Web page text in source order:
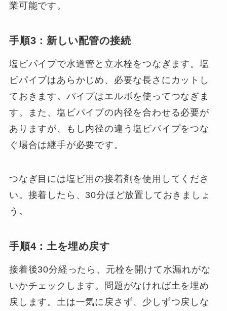
業可能です。
手順3：新しい配管の接続
塩ビパイプで水道管と立水栓をつなぎます。塩
ビパイプはあらかじめ、必要な長さにカットし
ておきます。パイプはエルボを使ってつなぎま
す。また、塩ビパイプの内径を合わせる必要が
ありますが、もし内径の違う塩ビパイプをつな
ぐ場合は継手が必要です。
つなぎ目には塩ビ用の接着剤を使用してくださ
い。接着したら、30分ほど放置しておきましょ
う。
手順4：土を埋め戻す
接着後30分経ったら、元栓を開けて水漏れがな
いかチェックします。問題がなければ土を埋め
戻します。土は一気に戻さず、少しずつ戻しな